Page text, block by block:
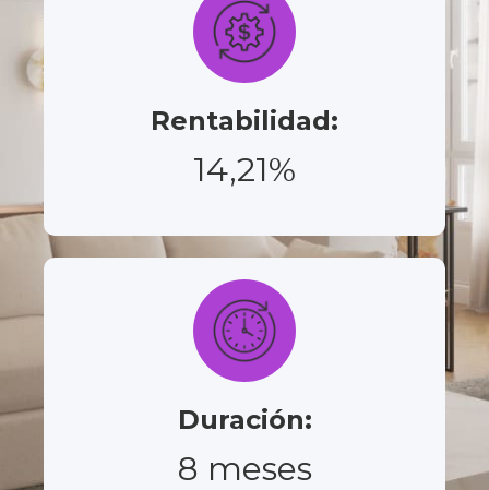
Rentabilidad:
14,21%
Duración:
8 meses